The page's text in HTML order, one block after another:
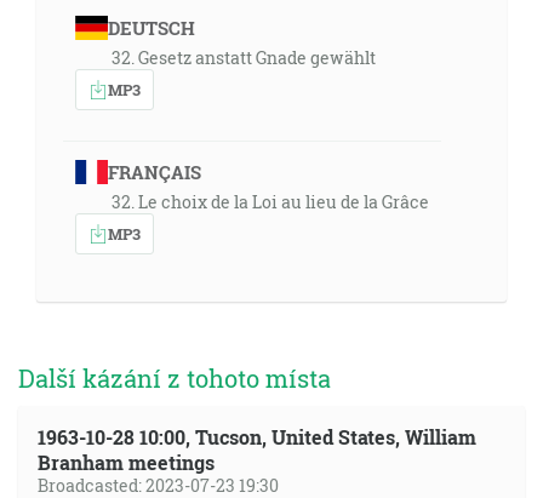
DEUTSCH
32. Gesetz anstatt Gnade gewählt
MP3
FRANÇAIS
32. Le choix de la Loi au lieu de la Grâce
MP3
Další kázání z tohoto místa
1963-10-28 10:00, Tucson, United States, William
Branham meetings
Broadcasted: 2023-07-23 19:30